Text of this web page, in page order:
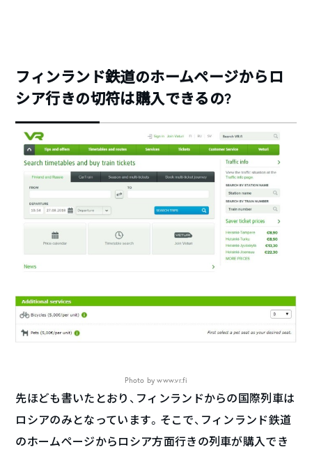
フィンランド鉄道のホームページからロ
シア行きの切符は購入できるの?
Photo by www.vr.fi
先ほども書いたとおり、フィンランドからの国際列車は
ロシアのみとなっています。そこで、フィンランド鉄道
のホームページからロシア方面行きの列車が購入でき